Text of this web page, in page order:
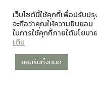
เว็บไซต์นี้ใช้คุกกี้เพื่อปรับป
จะถือว่าคุณให้ความยินยอม
ในการใช้คุกกี้ภายใต้นโยบา
เติม
ยอมรับทั้งหมด